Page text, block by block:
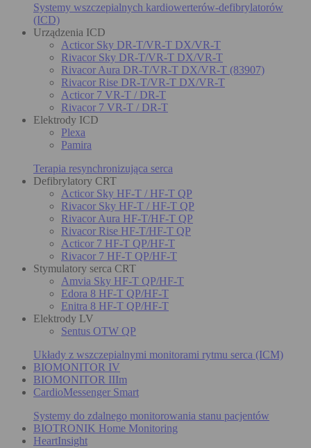
Systemy wszczepialnych kardiowerterów-defibrylatorów
(ICD)
Urządzenia ICD
Acticor Sky DR-T/VR-T DX/VR-T
Rivacor Sky DR-T/VR-T DX/VR-T
Rivacor Aura DR-T/VR-T DX/VR-T (83907)
Rivacor Rise DR-T/VR-T DX/VR-T
Acticor 7 VR-T / DR-T
Rivacor 7 VR-T / DR-T
Elektrody ICD
Plexa
Pamira
Terapia resynchronizująca serca
Defibrylatory CRT
Acticor Sky HF-T / HF-T QP
Rivacor Sky HF-T / HF-T QP
Rivacor Aura HF-T/HF-T QP
Rivacor Rise HF-T/HF-T QP
Acticor 7 HF-T QP/HF-T
Rivacor 7 HF-T QP/HF-T
Stymulatory serca CRT
Amvia Sky HF-T QP/HF-T
Edora 8 HF-T QP/HF-T
Enitra 8 HF-T QP/HF-T
Elektrody LV
Sentus OTW QP
Układy z wszczepialnymi monitorami rytmu serca (ICM)
BIOMONITOR IV
BIOMONITOR IIIm
CardioMessenger Smart
Systemy do zdalnego monitorowania stanu pacjentów
BIOTRONIK Home Monitoring
HeartInsight